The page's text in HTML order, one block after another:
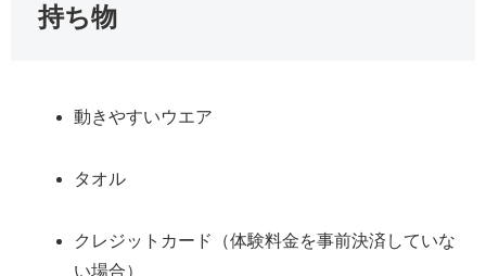
持ち物
動きやすいウエア
タオル
クレジットカード（体験料金を事前決済していな
い場合）